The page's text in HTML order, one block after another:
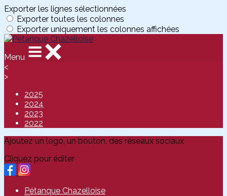
Exporter les lignes sélectionnées
Exporter toutes les colonnes
Exporter uniquement les colonnes affichées
Menu
<
>
2025
2024
2023
2022
Ajoutez un logo, un bouton, des réseaux sociaux
Cliquez pour éditer
Pétanque Chazelloise